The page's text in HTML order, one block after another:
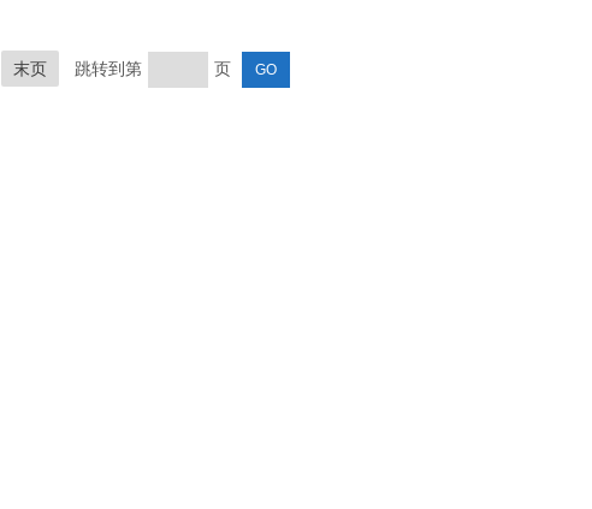
化锌避雷器测量和油浸或变压器测量功
能，并可以直接打印试验报告及保存实
末页 跳转到第 页